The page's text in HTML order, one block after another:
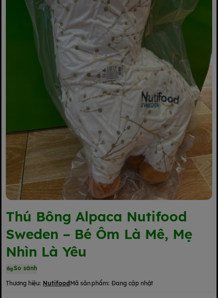
Thú Bông Alpaca Nutifood
Sweden – Bé Ôm Là Mê, Mẹ
Nhìn Là Yêu
So sánh
Thương hiệu: Nutifood Mã sản phẩm: Đang cập nhật